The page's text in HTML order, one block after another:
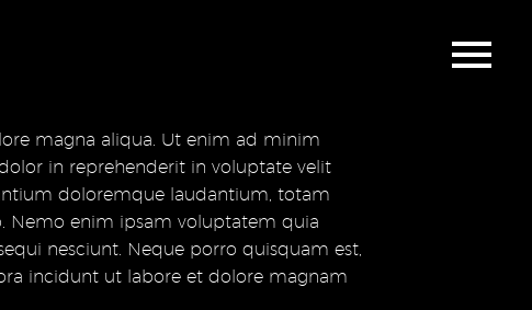
magna aliqua. Ut enim ad minim
in reprehenderit in voluptate velit
doloremque laudantium, totam
Nemo enim ipsam voluptatem quia
nesciunt. Neque porro quisquam est,
incidunt ut labore et dolore magnam